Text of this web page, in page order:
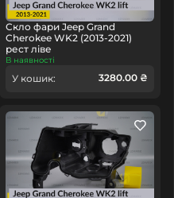
Скло фари Jeep Grand
Cherokee WK2 (2013-2021)
рест ліве
В наявності
У кошик: 3280.00 ₴